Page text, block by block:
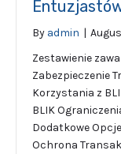
By admin |
Zestawienie
Zabezpieczenie
Korzystania z
BLIK
Dodatkowe
Ochrona